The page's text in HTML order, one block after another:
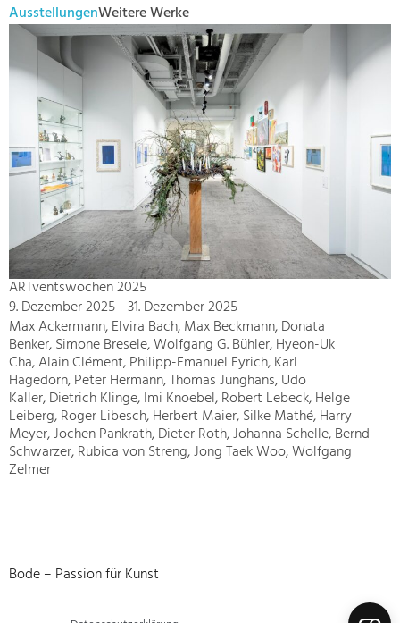
AusstellungenWeitere Werke
ARTventswochen 2025
9. Dezember 2025 - 31. Dezember 2025
Max Ackermann, Elvira Bach, Max Beckmann, Donata
Benker, Simone Bresele, Wolfgang G. Bühler, Hyeon-Uk
Cha, Alain Clément, Philipp-Emanuel Eyrich, Karl
Hagedorn, Peter Hermann, Thomas Junghans, Udo
Kaller, Dietrich Klinge, Imi Knoebel, Robert Lebeck, Helge
Leiberg, Roger Libesch, Herbert Maier, Silke Mathé, Harry
Meyer, Jochen Pankrath, Dieter Roth, Johanna Schelle, Bernd
Schwarzer, Rubica von Streng, Jong Taek Woo, Wolfgang
Zelmer
Bode – Passion für Kunst